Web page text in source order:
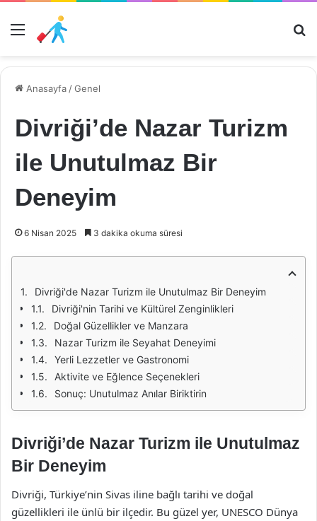
Menü
Anasayfa /Genel
Divriği’de Nazar Turizm
ile Unutulmaz Bir
Deneyim
6 Nisan 2025 3 dakika okuma süresi
Divriği'de Nazar Turizm ile Unutulmaz Bir Deneyim
Divriği'nin Tarihi ve Kültürel Zenginlikleri
Doğal Güzellikler ve Manzara
Nazar Turizm ile Seyahat Deneyimi
Yerli Lezzetler ve Gastronomi
Aktivite ve Eğlence Seçenekleri
Sonuç: Unutulmaz Anılar Biriktirin
Divriği’de Nazar Turizm ile Unutulmaz
Bir Deneyim
Divriği, Türkiye’nin Sivas iline bağlı tarihi ve doğal
güzellikleri ile ünlü bir ilçedir. Bu güzel yer, UNESCO Dünya